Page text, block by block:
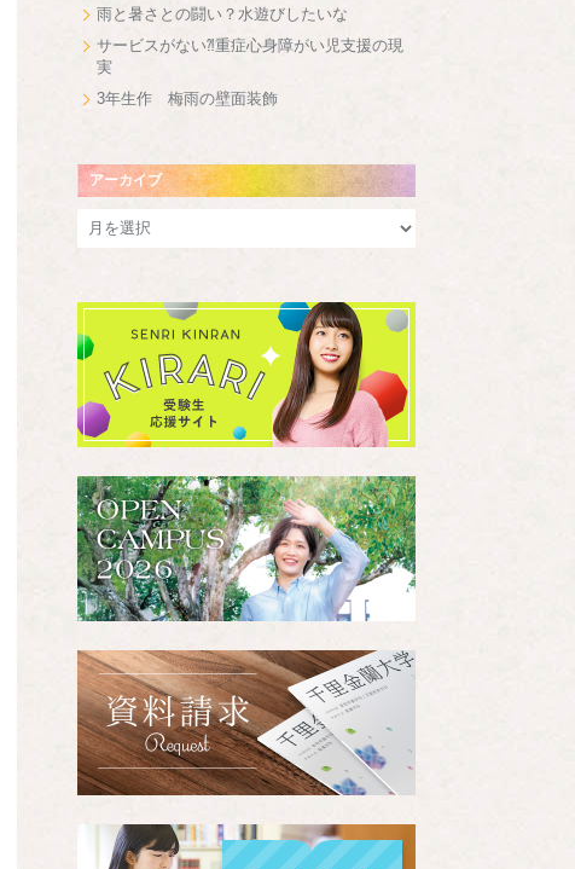
雨と暑さとの闘い？水遊びしたいな
サービスがない⁈重症心身障がい児支援の現
実
3年生作 梅雨の壁面装飾
アーカイブ